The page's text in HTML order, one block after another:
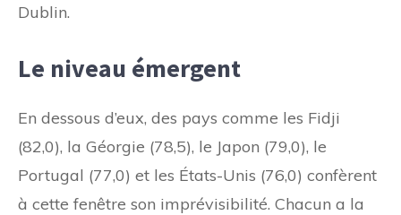
Dublin.
Le niveau émergent
En dessous d’eux, des pays comme les Fidji
(82,0), la Géorgie (78,5), le Japon (79,0), le
Portugal (77,0) et les États-Unis (76,0) confèrent
à cette fenêtre son imprévisibilité. Chacun a la